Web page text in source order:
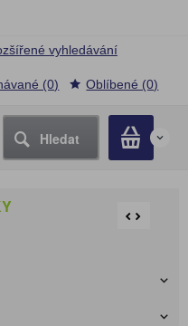
Hledat 0
vyhledávání
(0) Oblíbené (0)